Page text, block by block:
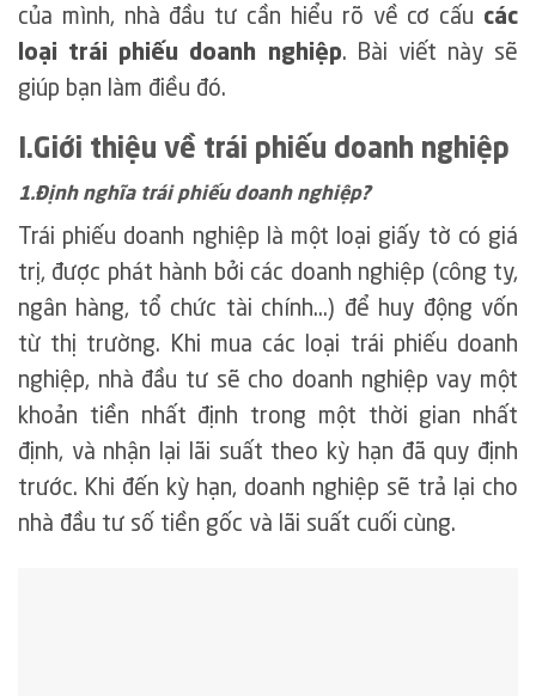
của mình, nhà đầu tư cần hiểu rõ về cơ cấu các
loại trái phiếu doanh nghiệp. Bài viết này sẽ
giúp bạn làm điều đó.
I.Giới thiệu về trái phiếu doanh nghiệp
1.Định nghĩa trái phiếu doanh nghiệp?
Trái phiếu doanh nghiệp là một loại giấy tờ có giá
trị, được phát hành bởi các doanh nghiệp (công ty,
ngân hàng, tổ chức tài chính…) để huy động vốn
từ thị trường. Khi mua các loại trái phiếu doanh
nghiệp, nhà đầu tư sẽ cho doanh nghiệp vay một
khoản tiền nhất định trong một thời gian nhất
định, và nhận lại lãi suất theo kỳ hạn đã quy định
trước. Khi đến kỳ hạn, doanh nghiệp sẽ trả lại cho
nhà đầu tư số tiền gốc và lãi suất cuối cùng.